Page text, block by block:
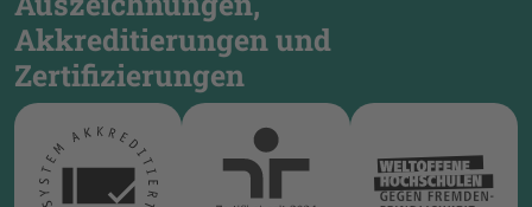
Akkreditierungen und
Zertifizierungen